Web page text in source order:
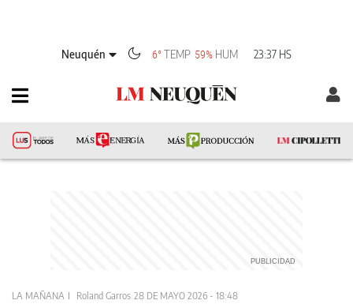
Neuquén 6°TEMP 59% HUM 23:37 HS
LA MAÑANA Roland Garros 28 DE MAYO 2026 - 18:48